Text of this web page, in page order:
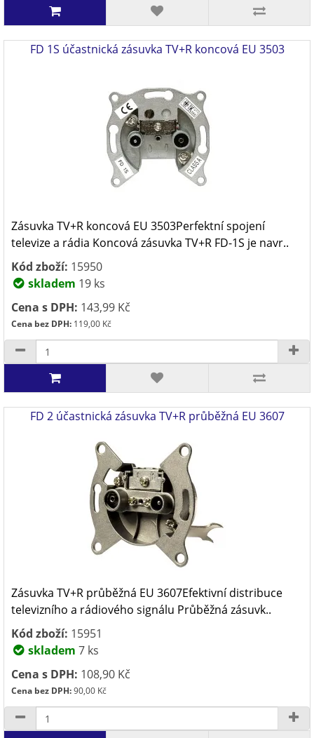
FD 1S účastnická zásuvka TV+R koncová EU 3503
Zásuvka TV+R koncová EU 3503Perfektní spojení
televize a rádia Koncová zásuvka TV+R FD-1S je navr..
Kód zboží: 15950
skladem 19 ks
Cena s DPH: 143,99 Kč
Cena bez DPH: 119,00 Kč
FD 2 účastnická zásuvka TV+R průběžná EU 3607
Zásuvka TV+R průběžná EU 3607Efektivní distribuce
televizního a rádiového signálu Průběžná zásuvk..
Kód zboží: 15951
skladem 7 ks
Cena s DPH: 108,90 Kč
Cena bez DPH:90,00 Kč